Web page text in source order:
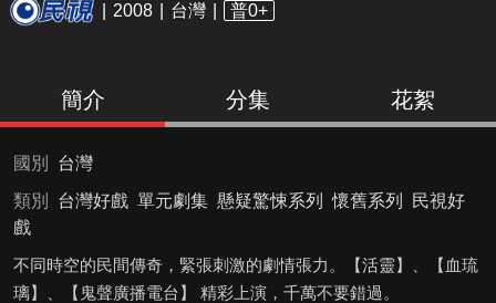
2008 台灣 普0+
簡介 分集 花絮
國別
台灣
類別
台灣好戲 單元劇集 懸疑驚悚系列 懷舊系列
民視好
戲
不同時空的民間傳奇，緊張刺激的劇情張力。【活靈】、【血琉
璃】、【鬼聲廣播電台】 精彩上演，千萬不要錯過。